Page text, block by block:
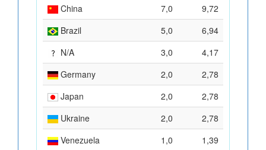
China
7,0
9,72
Brazil
5,0
6,94
N/A
3,0
4,17
Germany
2,0
2,78
Japan
2,0
2,78
Ukraine
2,0
2,78
Venezuela
1,0
1,39